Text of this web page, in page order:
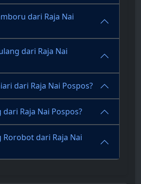
dari Raja Nai
dari Raja Nai
dari Raja Nai Pospos?
dari Raja Nai Pospos?
Rorobot dari Raja Nai